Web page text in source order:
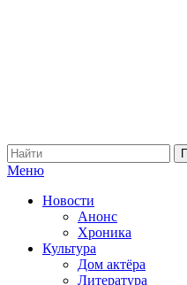
Меню
Новости
Анонс
Хроника
Культура
Дом актёра
Литература